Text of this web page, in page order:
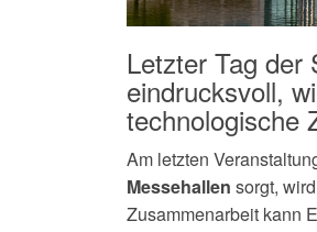
Letzter Tag der
eindrucksvoll,
technologische
Am letzten
Messehallen sorgt,
Zusammenarbeit kann